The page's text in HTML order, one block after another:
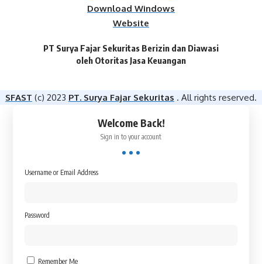
Download Windows
Website
PT Surya Fajar Sekuritas Berizin dan Diawasi
oleh Otoritas Jasa Keuangan​
SFAST (c) 2023 PT. Surya Fajar Sekuritas . All rights reserved.
Welcome Back!
Sign in to your account
Username or Email Address
Password
Remember Me